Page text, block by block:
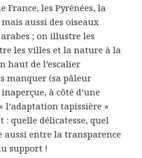
France, les Pyrénées, la
aussi des oiseaux
; on illustre les
les villes et la nature à la
haut de l’escalier
manquer (sa pâleur
à côté d’une
l’adaptation tapissière »
: quelle délicatesse, quel
aussi entre la transparence
support !